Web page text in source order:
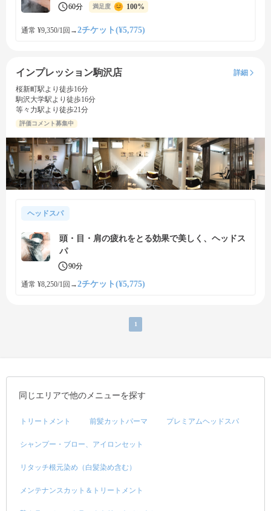
60分 満足度 100%
通常 ¥9,350/1回 →2チケット(¥5,775)
インプレッション駒沢店
詳細
桜新町駅より徒歩16分
駒沢大学駅より徒歩16分
等々力駅より徒歩21分
評価コメント募集中
ヘッドスパ
頭・目・肩の疲れをとる効果で美しく、ヘッドス
パ
90分
通常 ¥8,250/1回 →2チケット(¥5,775)
1
同じエリアで他のメニューを探す
トリートメント 前髪カットパーマ プレミアムヘッドスパ
シャンプー・ブロー、アイロンセット
リタッチ根元染め（白髪染め含む）
メンテナンスカット＆トリートメント